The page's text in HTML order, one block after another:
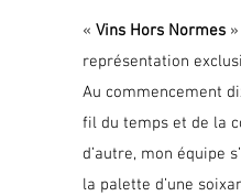
« Vins Hors Normes
représentation
Au commencement
fil du temps et de la
d’autre, mon équipe
la palette d’une